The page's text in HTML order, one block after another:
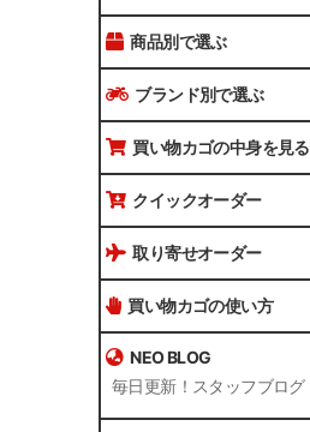
商品別で選ぶ
ブランド別で選ぶ
買い物カゴの中身を見る
クイックオーダー
取り寄せオーダー
買い物カゴの使い方
NEO BLOG
毎日更新！スタッフブログ